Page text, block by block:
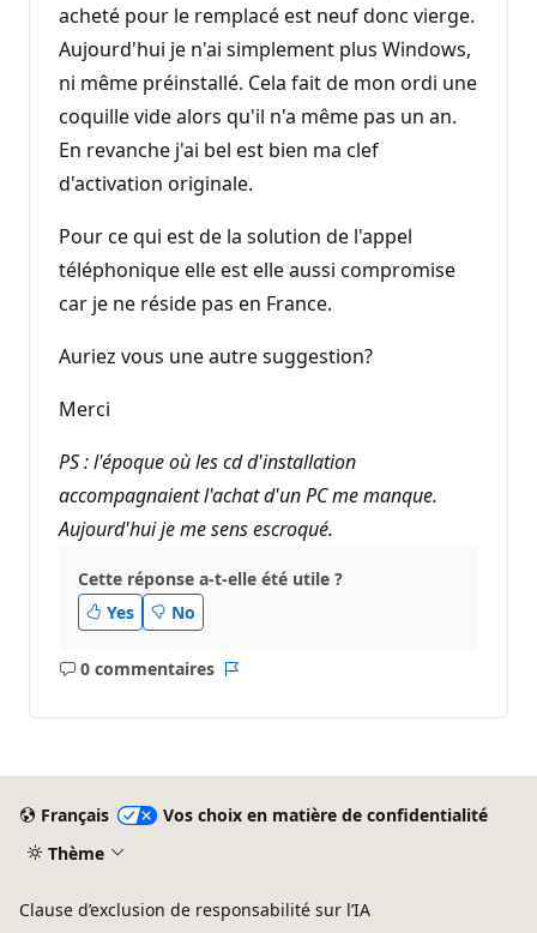
acheté pour le remplacé est neuf donc vierge.
Aujourd'hui je n'ai simplement plus Windows,
ni même préinstallé. Cela fait de mon ordi une
coquille vide alors qu'il n'a même pas un an.
En revanche j'ai bel est bien ma clef
d'activation originale.
Pour ce qui est de la solution de l'appel
téléphonique elle est elle aussi compromise
car je ne réside pas en France.
Auriez vous une autre suggestion?
Merci
PS : l'époque où les cd d'installation
accompagnaient l'achat d'un PC me manque.
Aujourd'hui je me sens escroqué.
Cette réponse a-t-elle été utile ?
Yes
No
0 commentaires
Aucun
Français
Vos choix en matière de confidentialité
Thème
Clause d’exclusion de responsabilité sur l’IA